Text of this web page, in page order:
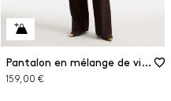
Pantalon en mélange de viscose stretch
159,00 €